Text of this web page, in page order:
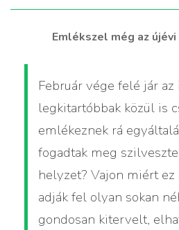
Emlékszel még az
Február vége felé jár az
legkitartóbbak közül is
emlékeznek rá
fogadtak meg
helyzet? Vajon miért
adják fel olyan sokan
gondosan kitervelt,